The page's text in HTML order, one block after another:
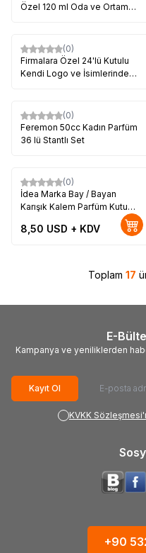
Özel 120 ml Oda ve Ortam
(0)
Firmalara Özel 24'lü Kutulu
Kendi Logo ve İsimlerinde
Yeni
(0)
Feremon 50cc Kadın Parfüm
36 lü Stantlı Set
Yeni
(0)
İdea Marka Bay / Bayan
Karışık Kalem Parfüm Kutu
8,50 USD + KDV
Toplam 17
E-
Kampanya ve yeniliklerden
Kayıt Ol
KVKK
+90